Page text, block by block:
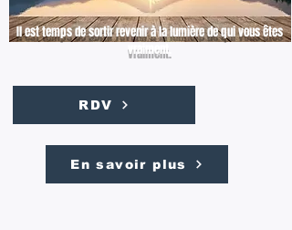
Il est temps de sortir revenir à la lumière de qui vous êtes
vraiment.
RDV
En savoir plus